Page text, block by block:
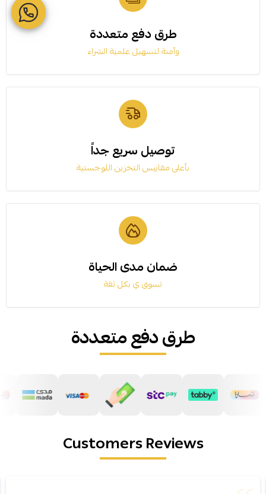
طرق دفع متعددة
وآمنة لتسهيل علمية الشراء
توصيل سريع جداً
بأعلى مقاييس التخزين اللوجستية
ضمان مدى الحياة
تسوق ي بكل ثقة
طرق دفع متعددة
Customers Reviews